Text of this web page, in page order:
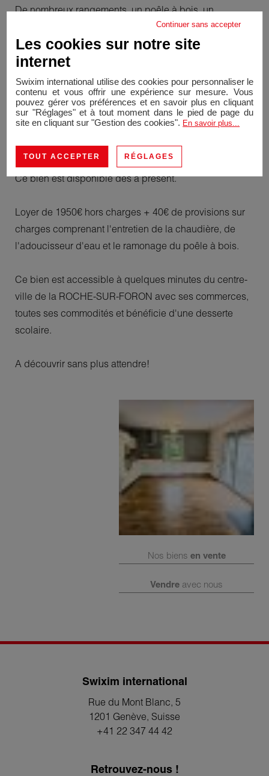
De nombreux rangements, un poêle à bois, un
adoucisseur d'eau, une cave, un cellier extérieur, un
abri de voiture couvert et des stationnements dans la
cour complètent ce bien.
La maison est sécurisée par un portail et elle est
équipée de panneaux solaires. L'électricité produite
est utilisée directement dans le logement, réduisant la
facture électrique en journée.
Ce bien est disponible dès à présent.
Loyer de 1950€ hors charges + 40€ de provisions sur
charges comprenant l'entretien de la chaudière, de
l'adoucisseur d'eau et le ramonage du poêle à bois.
Ce bien est accessible à quelques minutes du centre-
ville de la ROCHE-SUR-FORON avec ses commerces,
toutes ses commodités et bénéficie d'une desserte
scolaire.
A découvrir sans plus attendre!
Nos biens en vente
Vendre avec nous
Swixim international
Rue du Mont Blanc, 5
1201 Genève, Suisse
+41 22 347 44 42
Retrouvez-nous !
Continuer sans accepter
Les cookies sur notre site
internet
Swixim international utilise des cookies pour personnaliser le
contenu et vous offrir une expérience sur mesure. Vous
pouvez gérer vos préférences et en savoir plus en cliquant
sur "Réglages" et à tout moment dans le pied de page du
site en cliquant sur "Gestion des cookies". En savoir plus...
TOUT ACCEPTER RÉGLAGES